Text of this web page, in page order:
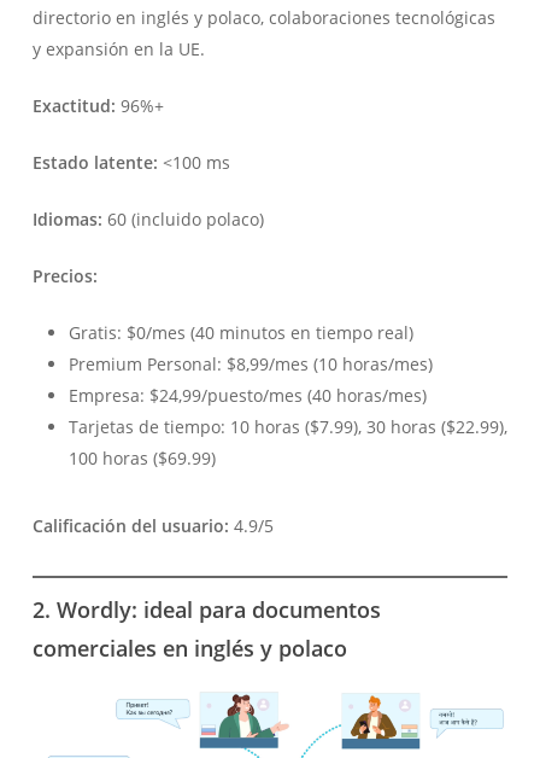
directorio en inglés y polaco, colaboraciones tecnológicas
y expansión en la UE.
Exactitud: 96%+
Estado latente: <100 ms
Idiomas: 60 (incluido polaco)
Precios:
Gratis: $0/mes (40 minutos en tiempo real)
Premium Personal: $8,99/mes (10 horas/mes)
Empresa: $24,99/puesto/mes (40 horas/mes)
Tarjetas de tiempo: 10 horas ($7.99), 30 horas ($22.99),
100 horas ($69.99)
Calificación del usuario: 4.9/5
2. Wordly: ideal para documentos
comerciales en inglés y polaco